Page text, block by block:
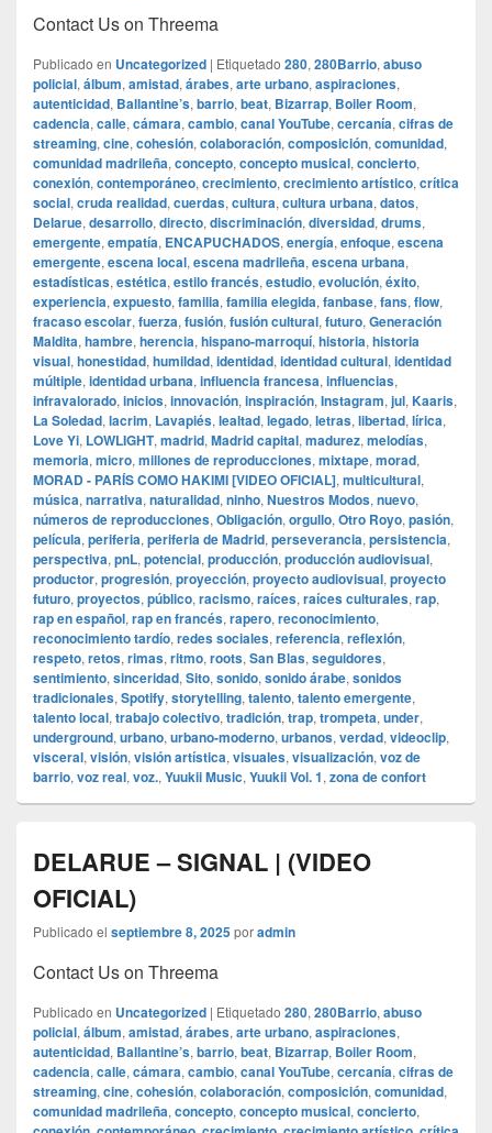
Contact Us on Threema
Publicado en Uncategorized | Etiquetado 280, 280Barrio, abuso
policial, álbum, amistad, árabes, arte urbano, aspiraciones,
autenticidad, Ballantine’s, barrio, beat, Bizarrap, Boiler Room,
cadencia, calle, cámara, cambio, canal YouTube, cercanía, cifras de
streaming, cine, cohesión, colaboración, composición, comunidad,
comunidad madrileña, concepto, concepto musical, concierto,
conexión, contemporáneo, crecimiento, crecimiento artístico, crítica
social, cruda realidad, cuerdas, cultura, cultura urbana, datos,
Delarue, desarrollo, directo, discriminación, diversidad, drums,
emergente, empatía, ENCAPUCHADOS, energía, enfoque, escena
emergente, escena local, escena madrileña, escena urbana,
estadísticas, estética, estilo francés, estudio, evolución, éxito,
experiencia, expuesto, familia, familia elegida, fanbase, fans, flow,
fracaso escolar, fuerza, fusión, fusión cultural, futuro, Generación
Maldita, hambre, herencia, hispano-marroquí, historia, historia
visual, honestidad, humildad, identidad, identidad cultural, identidad
múltiple, identidad urbana, influencia francesa, influencias,
infravalorado, inicios, innovación, inspiración, Instagram, jul, Kaaris,
La Soledad, lacrim, Lavapiés, lealtad, legado, letras, libertad, lírica,
Love Yi, LOWLIGHT, madrid, Madrid capital, madurez, melodías,
memoria, micro, millones de reproducciones, mixtape, morad,
MORAD - PARÍS COMO HAKIMI [VIDEO OFICIAL], multicultural,
música, narrativa, naturalidad, ninho, Nuestros Modos, nuevo,
números de reproducciones, Obligación, orgullo, Otro Royo, pasión,
película, periferia, periferia de Madrid, perseverancia, persistencia,
perspectiva, pnL, potencial, producción, producción audiovisual,
productor, progresión, proyección, proyecto audiovisual, proyecto
futuro, proyectos, público, racismo, raíces, raíces culturales, rap,
rap en español, rap en francés, rapero, reconocimiento,
reconocimiento tardío, redes sociales, referencia, reflexión,
respeto, retos, rimas, ritmo, roots, San Blas, seguidores,
sentimiento, sinceridad, Sito, sonido, sonido árabe, sonidos
tradicionales, Spotify, storytelling, talento, talento emergente,
talento local, trabajo colectivo, tradición, trap, trompeta, under,
underground, urbano, urbano-moderno, urbanos, verdad, videoclip,
visceral, visión, visión artística, visuales, visualización, voz de
barrio, voz real, voz., Yuukii Music, Yuukii Vol. 1, zona de confort
DELARUE – SIGNAL | (VIDEO
OFICIAL)
Publicado el septiembre 8, 2025poradmin
Contact Us on Threema
Publicado en Uncategorized | Etiquetado 280, 280Barrio, abuso
policial, álbum, amistad, árabes, arte urbano, aspiraciones,
autenticidad, Ballantine’s, barrio, beat, Bizarrap, Boiler Room,
cadencia, calle, cámara, cambio, canal YouTube, cercanía, cifras de
streaming, cine, cohesión, colaboración, composición, comunidad,
comunidad madrileña, concepto, concepto musical, concierto,